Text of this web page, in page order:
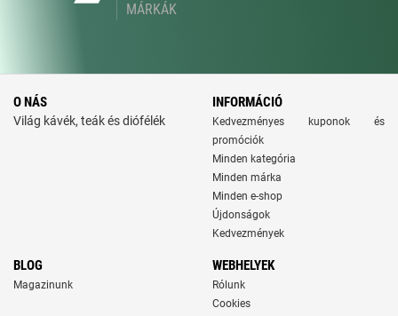
MÁRKÁK
O NÁS
Világ kávék, teák és diófélék
INFORMÁCIÓ
Kedvezményes kuponok és
promóciók
Minden kategória
Minden márka
Minden e-shop
Újdonságok
Kedvezmények
BLOG
Magazinunk
WEBHELYEK
Rólunk
Cookies